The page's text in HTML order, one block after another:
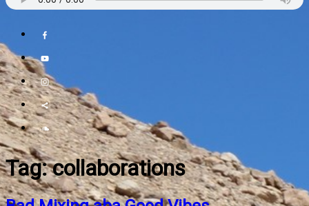
Tag:collaborations